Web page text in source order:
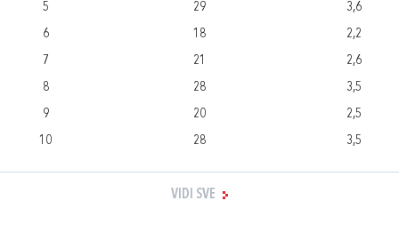
5
29
3,6
6
18
2,2
7
21
2,6
8
28
3,5
9
20
2,5
10
28 3,5
VIDI SVE